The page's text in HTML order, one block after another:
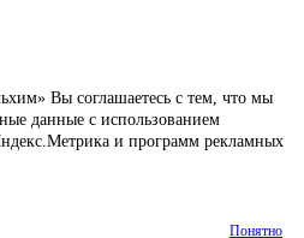
Вы соглашаетесь с тем, что мы
данные с использованием
и программ рекламных
Понятно